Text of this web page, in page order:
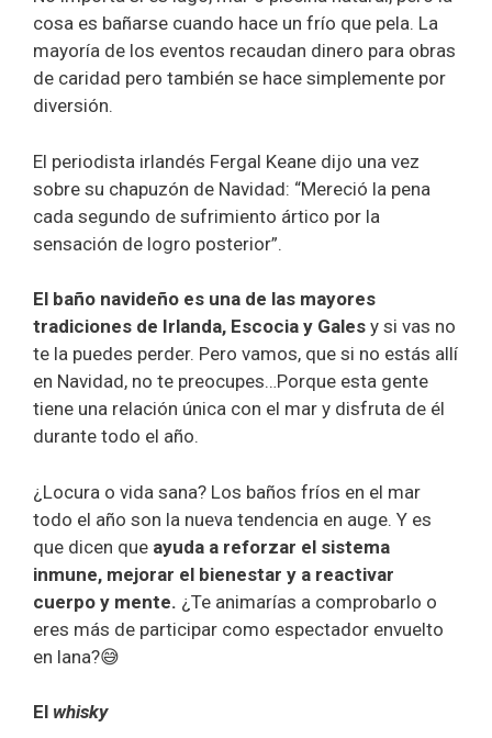
cosa es bañarse cuando hace un frío que pela. La
mayoría de los eventos recaudan dinero para obras
de caridad pero también se hace simplemente por
diversión.
El periodista irlandés Fergal Keane dijo una vez
sobre su chapuzón de Navidad: “Mereció la pena
cada segundo de sufrimiento ártico por la
sensación de logro posterior”.
El baño navideño es una de las mayores
tradiciones de Irlanda, Escocia y Gales y si vas no
te la puedes perder. Pero vamos, que si no estás allí
en Navidad, no te preocupes…Porque esta gente
tiene una relación única con el mar y disfruta de él
durante todo el año.
¿Locura o vida sana? Los baños fríos en el mar
todo el año son la nueva tendencia en auge. Y es
que dicen que ayuda a reforzar el sistema
inmune, mejorar el bienestar y a reactivar
cuerpo y mente. ¿Te animarías a comprobarlo o
eres más de participar como espectador envuelto
en lana?😅
El whisky